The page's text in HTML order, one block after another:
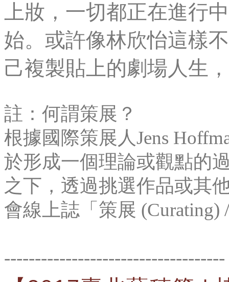
上妝，一切都正在進行
始。或許像林欣怡這樣
己複製貼上的劇場人生
註：何謂策展？
根據國際策展人Jens
於形成一個理論或觀點的
之下，透過挑選作品或其
會線上誌「策展 (Curating)
------------------------------------